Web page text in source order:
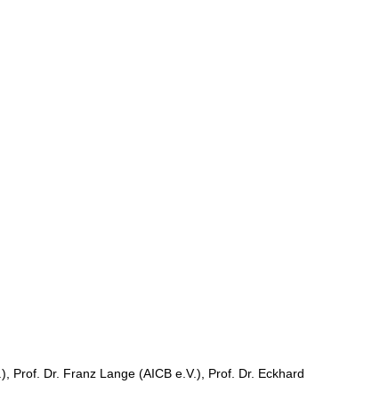
Prof. Dr. Franz Lange (AICB e.V.), Prof. Dr. Eckhard